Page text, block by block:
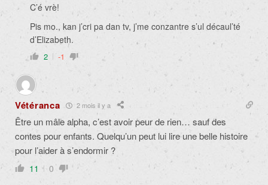
C’é vrè!
Pis mo., kan j’cri pa dan tv, j’me conzantre s’ul décaul’té
d’Elizabeth.
2 -1
Vétéranca 2 mois il y a
Être un mâle alpha, c’est avoir peur de rien… sauf des
contes pour enfants. Quelqu’un peut lui lire une belle histoire
pour l’aider à s’endormir ?
11 0